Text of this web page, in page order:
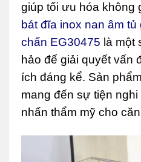
giúp tối ưu hóa không
bát đĩa inox nan âm
chấn EG30475 là một
hảo để giải quyết vấn
ích đáng kể. Sản
mang đến sự tiện
nhấn thẩm mỹ cho